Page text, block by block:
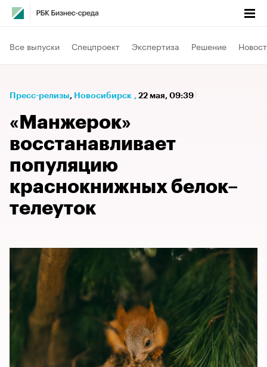
Все выпуски Спецпроект Экспертиза Решение
Пресс-релизы⁠, Новосибирск , 22 мая, 09:39
«Манжерок»
восстанавливает
популяцию
краснокнижных белок–
телеуток